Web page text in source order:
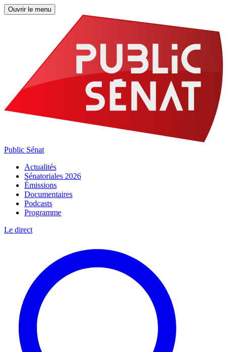
Ouvrir le menu
Public Sénat
Actualités
Sénatoriales 2026
Émissions
Documentaires
Podcasts
Programme
Le direct